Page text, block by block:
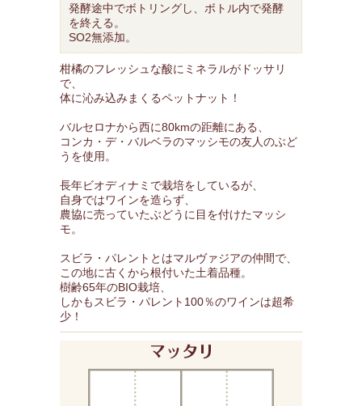
発酵途中でボトリングし、ボトル内で発酵
を終える。
SO2無添加。
柑橘のフレッシュな酸にミネラルがドッサリ
で、
体に沁み込みまくるペットナット！
バルセロナから西に80kmの距離にある、
コンカ・デ・バルベラのマッシモの友人のぶど
うを使用。
長年ビオディナミで栽培をしているが、
自身ではワインを造らず、
農協に売っていたぶどうに目を付けたマッシ
モ。
スビラ・パレントとはマルヴァジアの仲間で、
この地に古くから根付いた土着品種。
樹齢65年のBIO栽培、
しかもスビラ・パレント100％のワインは超希
少！